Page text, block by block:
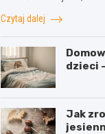
Czytaj dalej
dzieci
Jak